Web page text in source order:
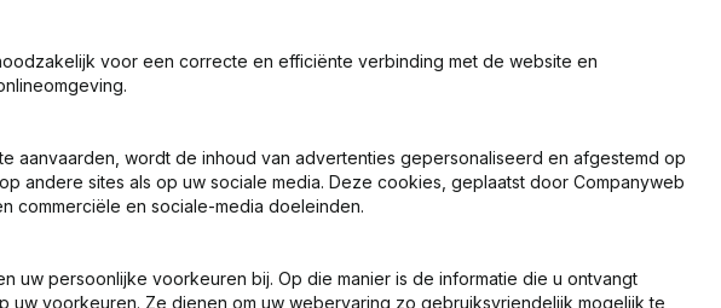
voor een correcte en efficiënte verbinding met de website en
aanvaarden, wordt de inhoud van advertenties gepersonaliseerd en afgestemd op
andere sites als op uw sociale media. Deze cookies, geplaatst door Companyweb
commerciële en sociale-media doeleinden.
uw persoonlijke voorkeuren bij. Op die manier is de informatie die u ontvangt
uw voorkeuren. Ze dienen om uw webervaring zo gebruiksvriendelijk mogelijk te